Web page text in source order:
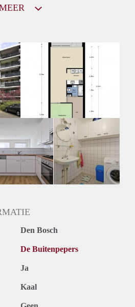
Den Bosch
De Buitenpepers
Ja
Kaal